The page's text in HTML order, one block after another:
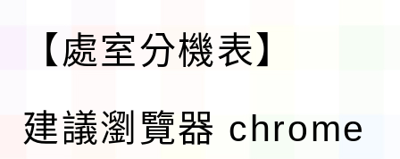
【處室分機表】
建議瀏覽器 chrome